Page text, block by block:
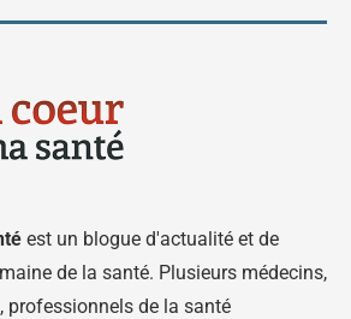
est un blogue d'actualité et de
de la santé. Plusieurs médecins,
professionnels de la santé